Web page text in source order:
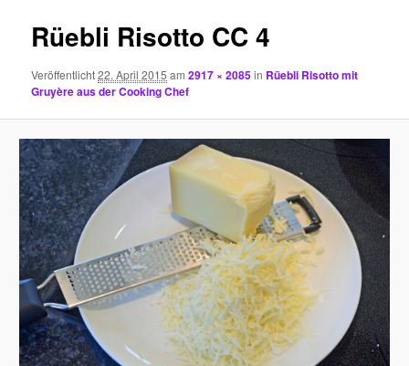
Rüebli Risotto CC 4
Veröffentlicht22. April 2015 am2917 × 2085in Rüebli Risotto mit
Gruyère aus der Cooking Chef